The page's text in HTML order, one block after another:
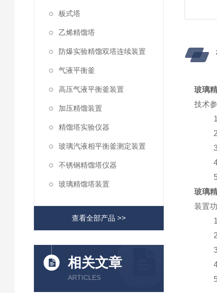
板式塔
乙烯精馏塔
防爆实验精馏双塔连续装置
气液平衡釜
高压气液平衡釜装置
加压精馏装置
精馏塔实验仪器
玻璃汽液相平衡釜测定装置
不锈钢精馏塔仪器
玻璃精馏塔装置
查看全部产品 >>
相关文章
ARTICLES
玻璃
技术
1、
2、
3、
4、
5、
玻璃
装置
1、
2、
3、
4、
5、